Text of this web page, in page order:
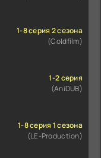
1-8 серия 2 сезона
(Coldfilm)
1-2 серия
(AniDUB)
1-8 серия 1 сезона
(LE-Production)